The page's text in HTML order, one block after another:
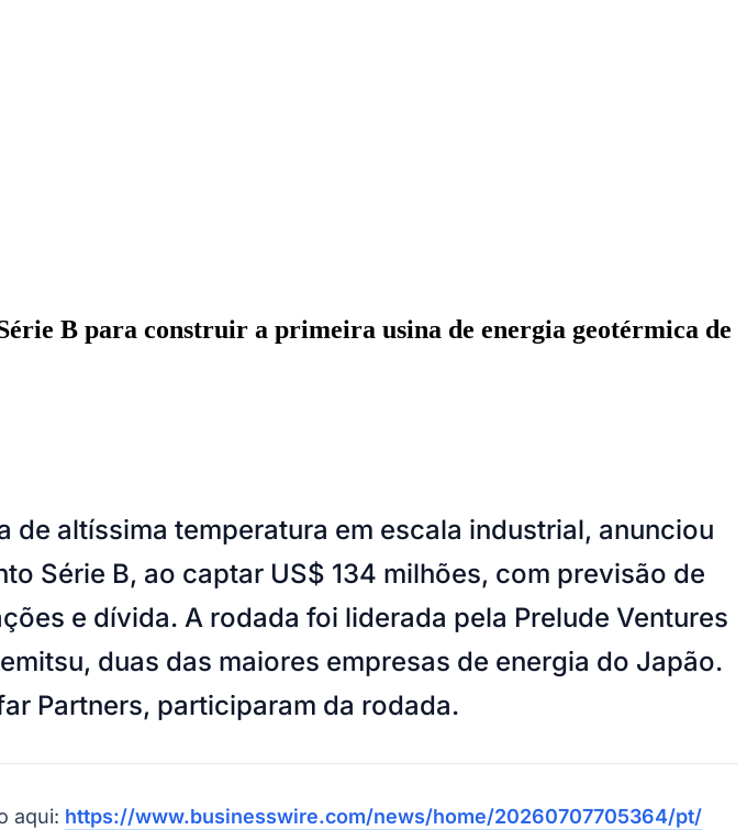
B para construir a primeira usina de energia geotérmica de
altíssima temperatura em escala industrial, anunciou
Série B, ao captar US$ 134 milhões, com previsão de
e dívida. A rodada foi liderada pela Prelude Ventures
duas das maiores empresas de energia do Japão.
Partners, participaram da rodada.
aqui: https://www.businesswire.com/news/home/20260707705364/pt/